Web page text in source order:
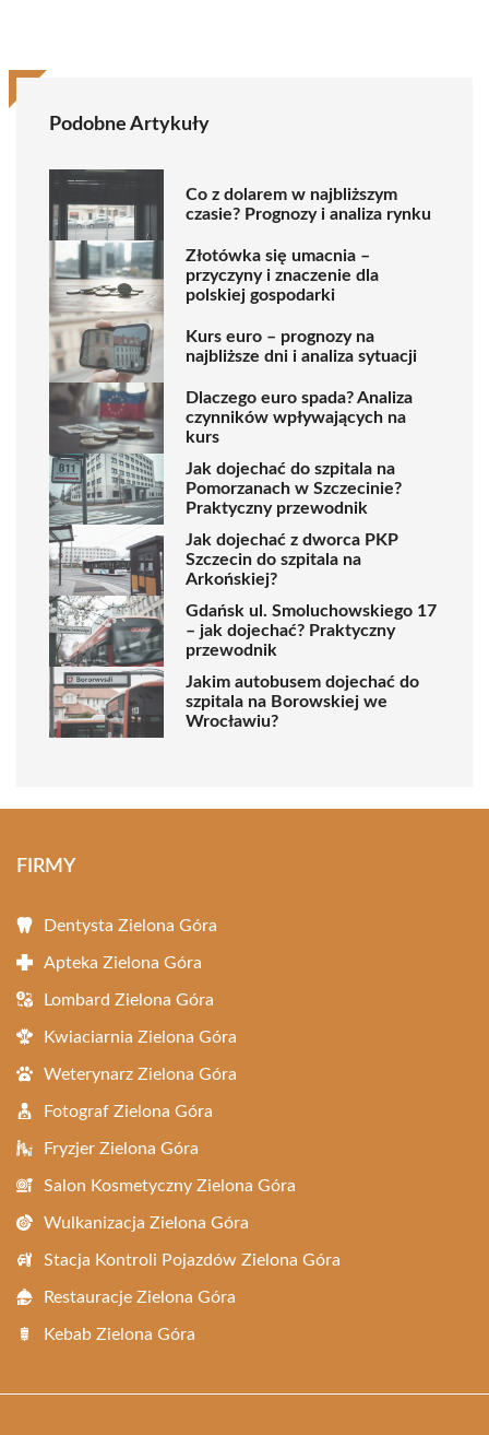
Podobne Artykuły
Co z dolarem w najbliższym
czasie? Prognozy i analiza rynku
Złotówka się umacnia –
przyczyny i znaczenie dla
polskiej gospodarki
Kurs euro – prognozy na
najbliższe dni i analiza sytuacji
Dlaczego euro spada? Analiza
czynników wpływających na
kurs
Jak dojechać do szpitala na
Pomorzanach w Szczecinie?
Praktyczny przewodnik
Jak dojechać z dworca PKP
Szczecin do szpitala na
Arkońskiej?
Gdańsk ul. Smoluchowskiego 17
– jak dojechać? Praktyczny
przewodnik
Jakim autobusem dojechać do
szpitala na Borowskiej we
Wrocławiu?
FIRMY
Dentysta Zielona Góra
Apteka Zielona Góra
Lombard Zielona Góra
Kwiaciarnia Zielona Góra
Weterynarz Zielona Góra
Fotograf Zielona Góra
Fryzjer Zielona Góra
Salon Kosmetyczny Zielona Góra
Wulkanizacja Zielona Góra
Stacja Kontroli Pojazdów Zielona Góra
Restauracje Zielona Góra
Kebab Zielona Góra